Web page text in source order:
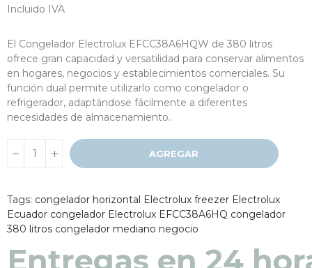
Incluido IVA
El Congelador Electrolux EFCC38A6HQW de 380 litros
ofrece gran capacidad y versatilidad para conservar alimentos
en hogares, negocios y establecimientos comerciales. Su
función dual permite utilizarlo como congelador o
refrigerador, adaptándose fácilmente a diferentes
necesidades de almacenamiento.
AGREGAR
Tags: congelador horizontal Electrolux freezer Electrolux
Ecuador congelador Electrolux EFCC38A6HQ congelador
380 litros congelador mediano negocio